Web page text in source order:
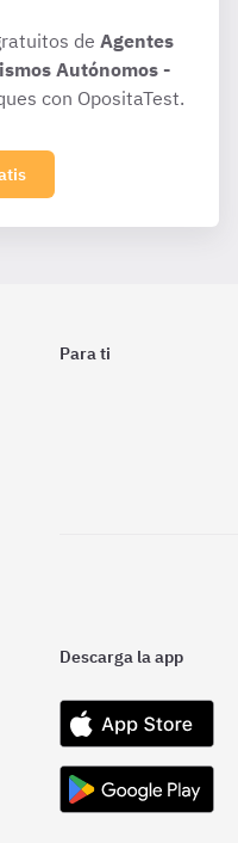
de Agentes
Autónomos -
con OpositaTest.
Para ti
Descarga la app